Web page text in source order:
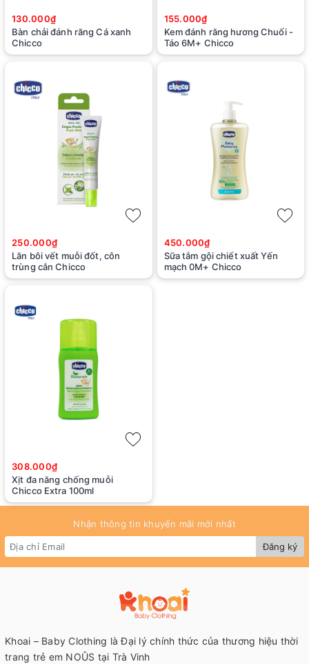
130.000₫
Bàn chải đánh răng Cá xanh
Chicco
155.000₫
Kem đánh răng hương Chuối -
Táo 6M+ Chicco
250.000₫
Lăn bôi vết muỗi đốt, côn
trùng cắn Chicco
450.000₫
Sữa tắm gội chiết xuất Yến
mạch 0M+ Chicco
308.000₫
Xịt đa năng chống muỗi
Chicco Extra 100ml
Nhận thông tin khuyến mãi mới nhất
Đăng ký
Khoai – Baby Clothing là Đại lý chính thức của thương hiệu thời
trang trẻ em NOÛS tại Trà Vinh